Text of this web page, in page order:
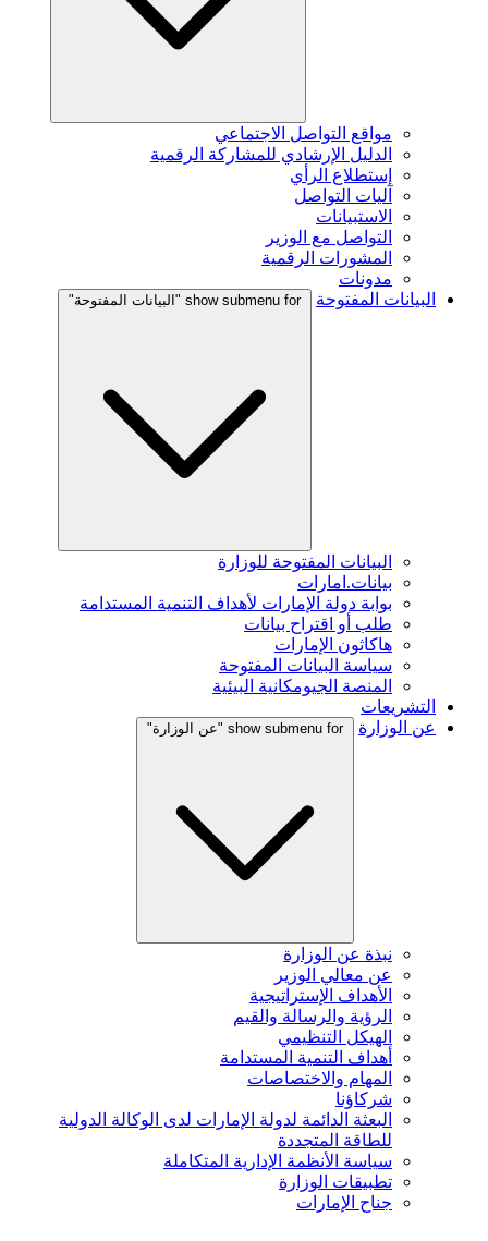
مواقع التواصل الاجتماعي
الدليل الإرشادي للمشاركة الرقمية
إستطلاع الرأي
آليات التواصل
الاستبيانات
التواصل مع الوزير
المشورات الرقمية
مدونات
البيانات المفتوحة
show submenu for "البيانات المفتوحة"
البيانات المفتوحة للوزارة
بيانات.امارات
بوابة دولة الإمارات لأهداف التنمية المستدامة
طلب أو اقتراح بيانات
هاكاثون الإمارات
سياسة البيانات المفتوحة
المنصة الجيومكانية البيئية
التشريعات
عن الوزارة
show submenu for "عن الوزارة"
نبذة عن الوزارة
عن معالي الوزير
الأهداف الإستراتيجية
الرؤية والرسالة والقيم
الهيكل التنظيمي
أهداف التنمية المستدامة
المهام والاختصاصات
شركاؤنا
البعثة الدائمة لدولة الإمارات لدى الوكالة الدولية
للطاقة المتجددة
سياسة الأنظمة الإدارية المتكاملة
تطبيقات الوزارة
جناح الإمارات